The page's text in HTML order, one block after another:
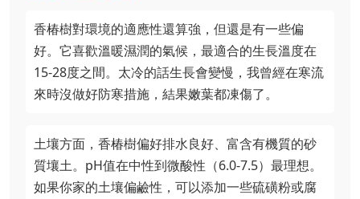
香椿樹對環境的適應性還算強，但還是有一些偏
好。它喜歡溫暖濕潤的氣候，最適合的生長溫度在
15-28度之間。太冷的話生長會變慢，我曾經在寒流
來時沒做好防寒措施，結果嫩葉都凍傷了。
土壤方面，香椿樹偏好排水良好、富含有機質的砂
質壤土。pH值在中性到微酸性（6.0-7.5）最理想。
如果你家的土壤偏鹼性，可以添加一些硫磺粉或腐